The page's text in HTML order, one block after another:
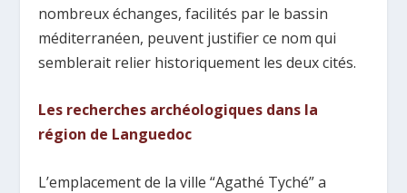
nombreux échanges, facilités par le bassin
méditerranéen, peuvent justifier ce nom qui
semblerait relier historiquement les deux cités.
Les recherches archéologiques dans la
région de Languedoc
L’emplacement de la ville “Agathé Tyché” a